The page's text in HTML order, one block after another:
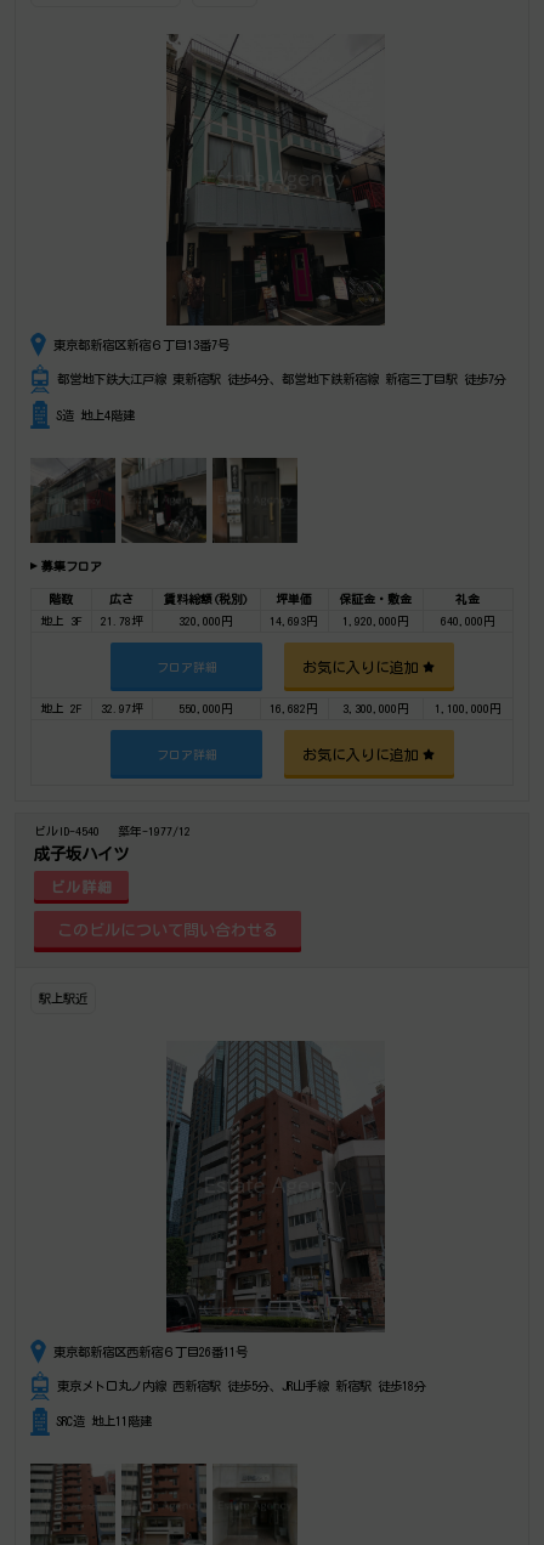
東京都新宿区新宿６丁目13番7号
都営地下鉄大江戸線 東新宿駅 徒歩4分、都営地下鉄新宿線 新宿三丁目駅 徒歩7分
S造 地上4階建
募集フロア
階数 広さ 賃料総額(税別) 坪単価 保証金・敷金
礼金
地上 3F
21.78坪 320,000円 14,693円 1,920,000円 640,000円
フロア詳細 お気に入りに追加
地上 2F 32.97坪 550,000円 16,682円 3,300,000円 1,100,000円
フロア詳細 お気に入りに追加
ビルID-4540 築年-1977/12
成子坂ハイツ
ビル詳細
駅上駅近
東京都新宿区西新宿６丁目26番11号
東京メトロ丸ノ内線 西新宿駅 徒歩5分、JR山手線 新宿駅 徒歩18分
SRC造 地上11階建